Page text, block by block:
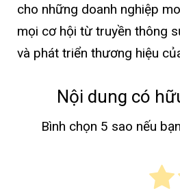
cho những doanh nghiệp
mọi cơ hội từ truyền thông
và phát triển thương hiệu
Nội dung có
Bình chọn 5 sao nếu